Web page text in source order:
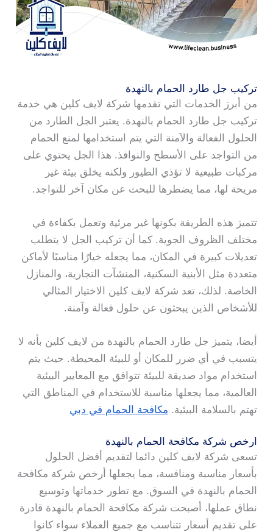
تركيب جل طارد الحمام بالنهدة
من أبرز الخدمات التي تقدمها شركة لايف كلين هي خدمة
تركيب جل طارد الحمام بالنهدة. يعتبر الجل الطارد من
الحلول الفعالة والآمنة التي يتم استخدامها لمنع الحمام
من التواجد على الأسطح والنوافذ. هذا الجل يحتوي على
مركبات طبيعية لا تؤذي الطيور ولكنه يخلق بيئة غير
مريحة لها، مما يضطرها للبحث عن مكان آخر للتواجد.
تتميز هذه الطريقة بكونها غير مرئية وتعمل بكفاءة في
مختلف الظروف الجوية. كما أن تركيب الجل لا يتطلب
تعديلات كبيرة في المكان، مما يجعله خيارًا مناسبًا لأماكن
متعددة مثل الأبنية السكنية، المنشآت التجارية، والمنازل
الخاصة. لذلك، تعد شركة لايف كلين الاختيار المثالي
للأشخاص الذين يبحثون عن حلول فعالة وآمنة.
أيضا، يتميز جل طارد الحمام بالنهدة من لايف كلين بأنه لا
يتسبب في أي ضرر للمكان أو للبيئة المحيطة. حيث يتم
استخدام مواد صديقة للبيئة تتوافق مع المعايير البيئية
العالمية، مما يجعلها مناسبة للاستخدام في المناطق التي
تهتم بالسلامة البيئية. مكافحة الحمام في دبي
ارخص شركة مكافحة الحمام بالنهدة
تسعى شركة لايف كلين دائما لتقديم أفضل الحلول
بأسعار مناسبة ومنافسة، مما يجعلها أرخص شركة مكافحة
الحمام بالنهدة في السوق. مع تطور خدماتها وتوسيع
نطاق عملها، أصبحت شركة مكافحة الحمام بالنهدة قادرة
على تقديم أسعار تتناسب مع جميع العملاء سواء كانوا